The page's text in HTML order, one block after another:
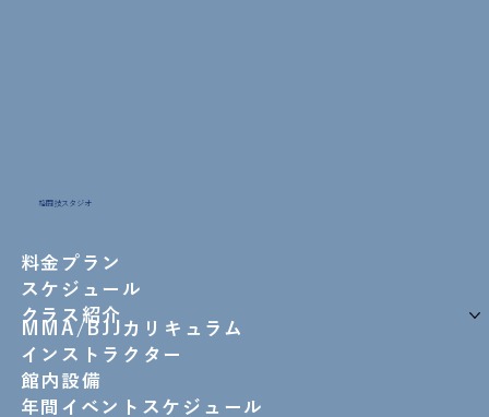
格闘技スタジオ
料金プラン
スケジュール
クラス紹介
MMA/BJJカリキュラム
インストラクター
館内設備
年間イベントスケジュール